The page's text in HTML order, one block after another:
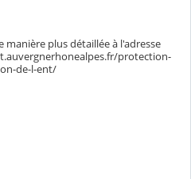
plus détaillée à l'adresse
protection-
de-l-ent/